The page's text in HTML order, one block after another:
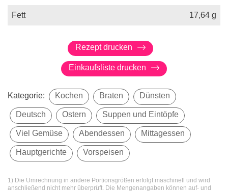
Fett 17,64 g
Rezept drucken
Einkaufsliste drucken
Kategorie: Kochen Braten Dünsten
Deutsch Ostern Suppen und Eintöpfe
Viel Gemüse Abendessen Mittagessen
Hauptgerichte Vorspeisen
1) Die Umrechnung in andere Portionsgrößen erfolgt maschinell und wird
anschließend nicht mehr überprüft. Die Mengenangaben können auf- und